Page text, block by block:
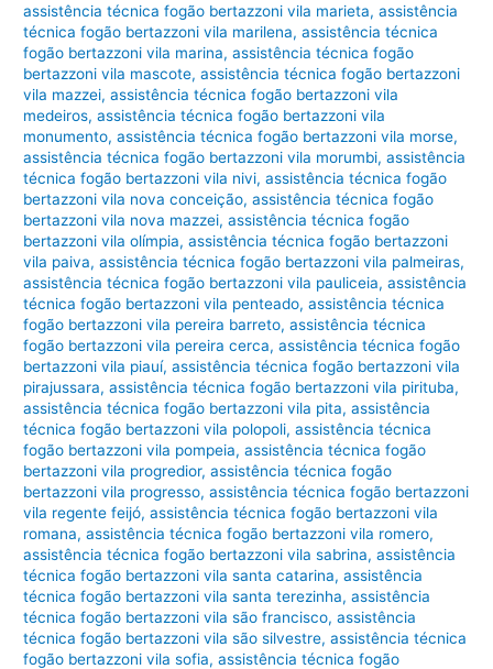
assistência técnica fogão bertazzoni vila marieta,assistência
técnica fogão bertazzoni vila marilena,assistência técnica
fogão bertazzoni vila marina,assistência técnica fogão
bertazzoni vila mascote,assistência técnica fogão bertazzoni
vila mazzei,assistência técnica fogão bertazzoni vila
medeiros,assistência técnica fogão bertazzoni vila
monumento,assistência técnica fogão bertazzoni vila morse,
assistência técnica fogão bertazzoni vila morumbi,assistência
técnica fogão bertazzoni vila nivi,assistência técnica fogão
bertazzoni vila nova conceição,assistência técnica fogão
bertazzoni vila nova mazzei,assistência técnica fogão
bertazzoni vila olímpia,assistência técnica fogão bertazzoni
vila paiva,assistência técnica fogão bertazzoni vila palmeiras,
assistência técnica fogão bertazzoni vila pauliceia,assistência
técnica fogão bertazzoni vila penteado,assistência técnica
fogão bertazzoni vila pereira barreto,assistência técnica
fogão bertazzoni vila pereira cerca,assistência técnica fogão
bertazzoni vila piauí,assistência técnica fogão bertazzoni vila
pirajussara,assistência técnica fogão bertazzoni vila pirituba,
assistência técnica fogão bertazzoni vila pita,assistência
técnica fogão bertazzoni vila polopoli,assistência técnica
fogão bertazzoni vila pompeia,assistência técnica fogão
bertazzoni vila progredior,assistência técnica fogão
bertazzoni vila progresso,assistência técnica fogão bertazzoni
vila regente feijó,assistência técnica fogão bertazzoni vila
romana,assistência técnica fogão bertazzoni vila romero,
assistência técnica fogão bertazzoni vila sabrina,assistência
técnica fogão bertazzoni vila santa catarina,assistência
técnica fogão bertazzoni vila santa terezinha,assistência
técnica fogão bertazzoni vila são francisco,assistência
técnica fogão bertazzoni vila são silvestre,assistência técnica
fogão bertazzoni vila sofia,assistência técnica fogão